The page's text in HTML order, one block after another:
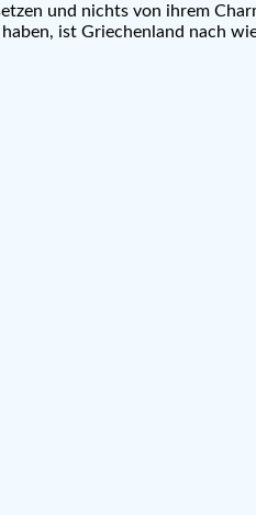
und nichts von ihrem
ist Griechenland nach